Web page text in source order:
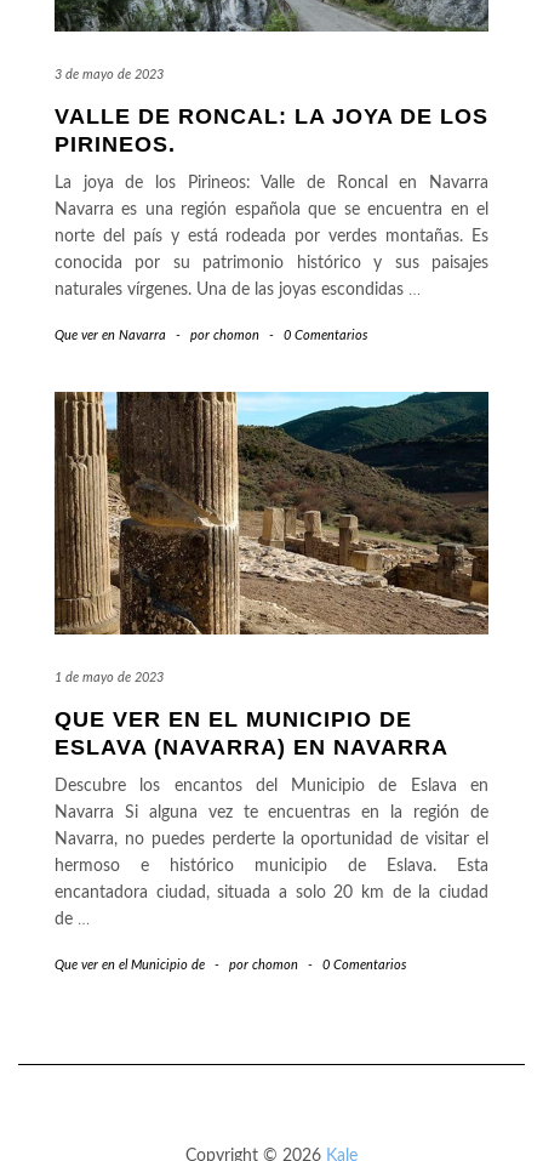
3 de mayo de 2023
VALLE DE RONCAL: LA JOYA DE LOS
PIRINEOS.
La joya de los Pirineos: Valle de Roncal en Navarra
Navarra es una región española que se encuentra en el
norte del país y está rodeada por verdes montañas. Es
conocida por su patrimonio histórico y sus paisajes
naturales vírgenes. Una de las joyas escondidas …
Que ver en Navarra - por chomon - 0 Comentarios
1 de mayo de 2023
QUE VER EN EL MUNICIPIO DE
ESLAVA (NAVARRA) EN NAVARRA
Descubre los encantos del Municipio de Eslava en
Navarra Si alguna vez te encuentras en la región de
Navarra, no puedes perderte la oportunidad de visitar el
hermoso e histórico municipio de Eslava. Esta
encantadora ciudad, situada a solo 20 km de la ciudad
de …
Que ver en el Municipio de - por chomon - 0 Comentarios
Copyright © 2026 Kale